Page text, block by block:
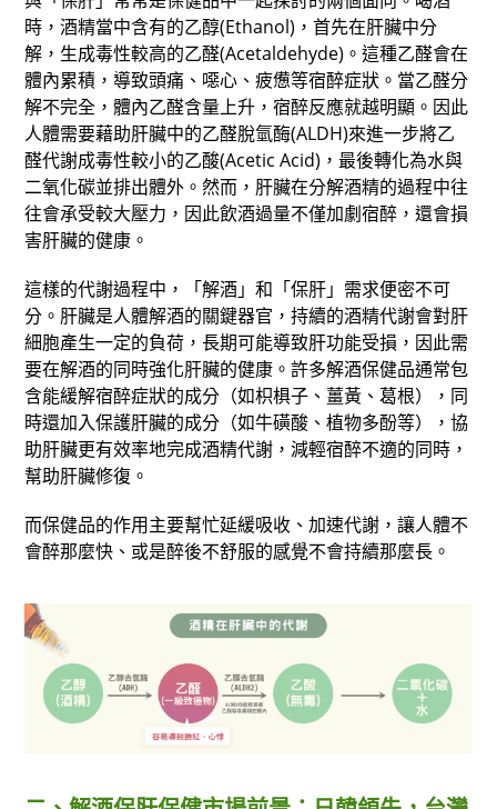
時，酒精當中含有的乙醇(Ethanol)，首先在肝臟中分
解，生成毒性較高的乙醛(Acetaldehyde)。這種乙醛會在
體內累積，導致頭痛、噁心、疲憊等宿醉症狀。當乙醛分
解不完全，體內乙醛含量上升，宿醉反應就越明顯。因此
人體需要藉助肝臟中的乙醛脫氫酶(ALDH)來進一步將乙
醛代謝成毒性較小的乙酸(Acetic Acid)，最後轉化為水與
二氧化碳並排出體外。然而，肝臟在分解酒精的過程中往
往會承受較大壓力，因此飲酒過量不僅加劇宿醉，還會損
害肝臟的健康。
這樣的代謝過程中，「解酒」和「保肝」需求便密不可
分。肝臟是人體解酒的關鍵器官，持續的酒精代謝會對肝
細胞產生一定的負荷，長期可能導致肝功能受損，因此需
要在解酒的同時強化肝臟的健康。許多解酒保健品通常包
含能緩解宿醉症狀的成分（如枳椇子、薑黃、葛根），同
時還加入保護肝臟的成分（如牛磺酸、植物多酚等），協
助肝臟更有效率地完成酒精代謝，減輕宿醉不適的同時，
幫助肝臟修復。
而保健品的作用主要幫忙延緩吸收、加速代謝，讓人體不
會醉那麼快、或是醉後不舒服的感覺不會持續那麼長。